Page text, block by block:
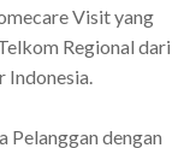
Visit yang
Regional dari
Indonesia.
Pelanggan dengan